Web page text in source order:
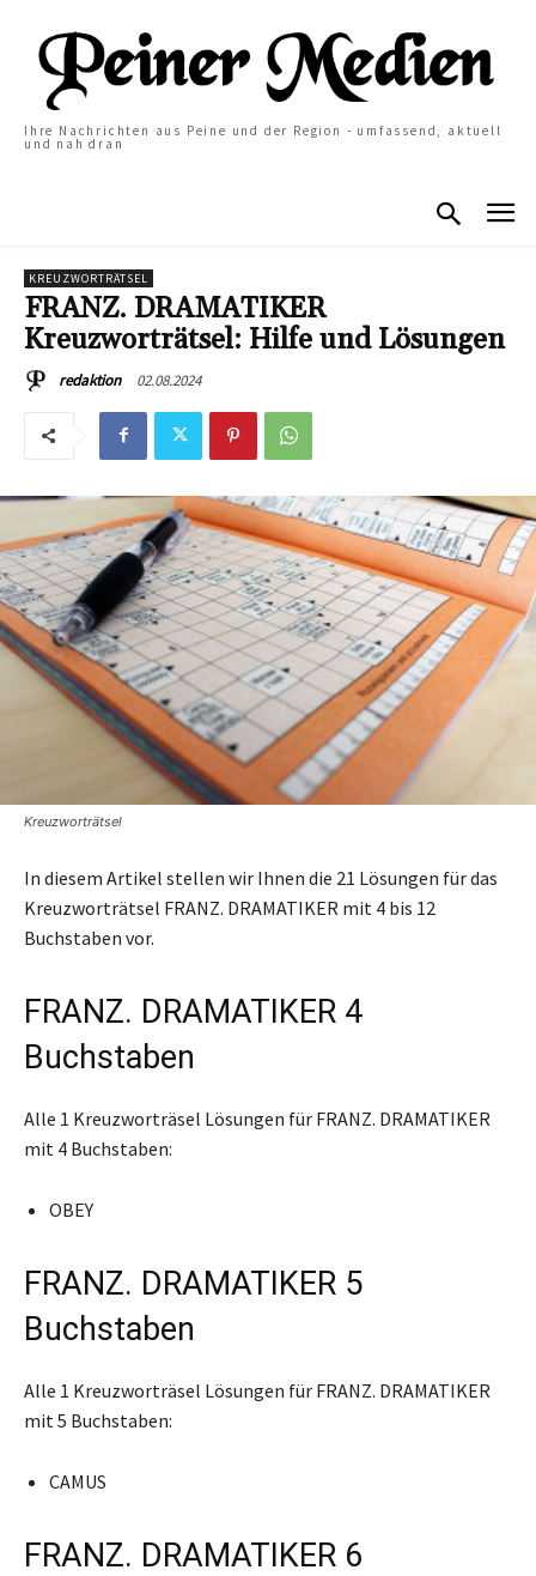
Ihre Nachrichten aus Peine und der Region - umfassend, aktuell
und nah dran
KREUZWORTRÄTSEL
FRANZ. DRAMATIKER
Kreuzworträtsel: Hilfe und Lösungen
redaktion 02.08.2024
Kreuzworträtsel
In diesem Artikel stellen wir Ihnen die 21 Lösungen für das
Kreuzworträtsel FRANZ. DRAMATIKER mit 4 bis 12
Buchstaben vor.
FRANZ. DRAMATIKER 4
Buchstaben
Alle 1 Kreuzworträsel Lösungen für FRANZ. DRAMATIKER
mit 4 Buchstaben:
OBEY
FRANZ. DRAMATIKER 5
Buchstaben
Alle 1 Kreuzworträsel Lösungen für FRANZ. DRAMATIKER
mit 5 Buchstaben:
CAMUS
FRANZ. DRAMATIKER 6